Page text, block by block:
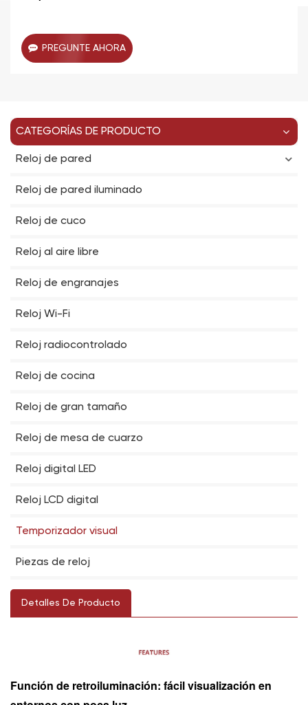
PREGUNTE AHORA
CATEGORÍAS DE PRODUCTO
Reloj de pared
Reloj de pared iluminado
Reloj de cuco
Reloj al aire libre
Reloj de engranajes
Reloj Wi-Fi
Reloj radiocontrolado
Reloj de cocina
Reloj de gran tamaño
Reloj de mesa de cuarzo
Reloj digital LED
Reloj LCD digital
Temporizador visual
Piezas de reloj
Detalles De Producto
Función de retroiluminación: fácil visualización en